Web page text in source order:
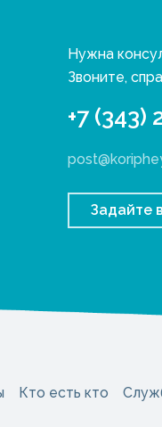
Нужна
Звоните,
+7 (343)
Задайте
Кто есть кто